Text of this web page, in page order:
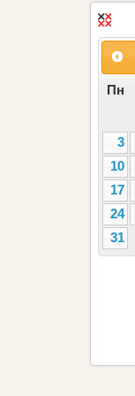
Пн
3
10
17
24
31